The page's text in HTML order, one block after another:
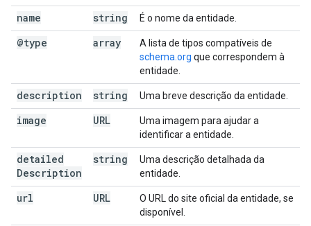
name string É o nome da entidade.
@type array
A lista de tipos compatíveis de
schema.org que correspondem à
entidade.
description string Uma breve descrição da entidade.
image URL
Uma imagem para ajudar a
identificar a entidade.
detailed
Description
string
Uma descrição detalhada da
entidade.
url URL
O URL do site oficial da entidade, se
disponível.